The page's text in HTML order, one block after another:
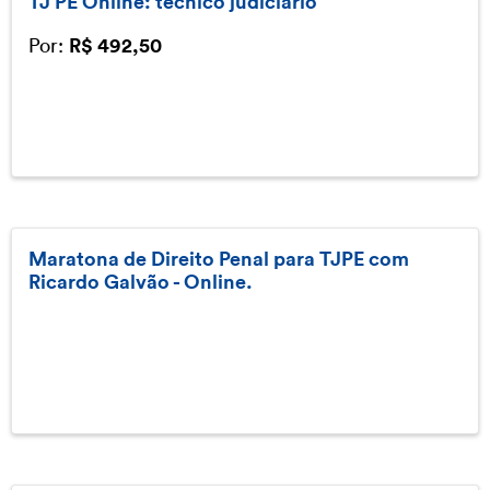
Por: R$ 492,50
Maratona de Direito Penal para TJPE com
Ricardo Galvão - Online.